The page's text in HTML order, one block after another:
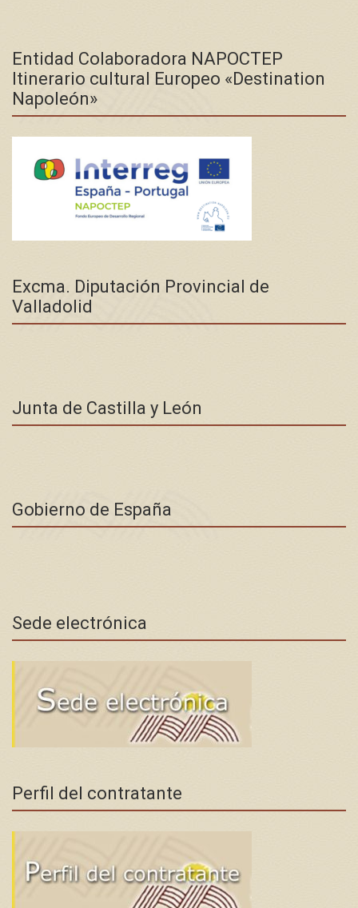
Entidad Colaboradora NAPOCTEP
Itinerario cultural Europeo «Destination
Napoleón»
Excma. Diputación Provincial de
Valladolid
Junta de Castilla y León
Gobierno de España
Sede electrónica
Perfil del contratante